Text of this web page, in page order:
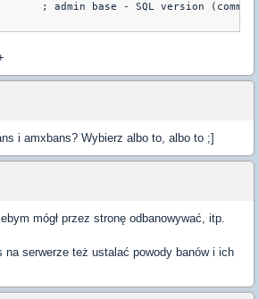
; admin base - SQL version
i amxbans? Wybierz albo to, albo to ;]
mógł przez stronę odbanowywać, itp.
na serwerze też ustalać powody banów i ich